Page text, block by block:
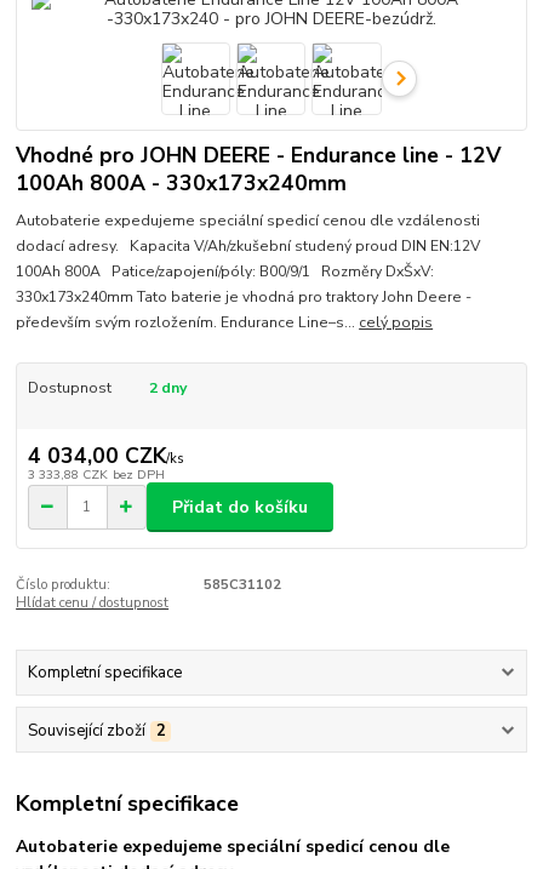
Vhodné pro JOHN DEERE - Endurance line - 12V
100Ah 800A - 330x173x240mm
Autobaterie expedujeme speciální spedicí cenou dle vzdálenosti
dodací adresy. Kapacita V/Ah/zkušební studený proud DIN EN:12V
100Ah 800A Patice/zapojení/póly: B00/9/1 Rozměry DxŠxV:
330x173x240mm Tato baterie je vhodná pro traktory John Deere -
především svým rozložením. Endurance Line–s... celý popis
Dostupnost 2 dny
4 034,00 CZK/ks
3 333,88 CZK bez DPH
Přidat do košíku
Číslo produktu:
585C31102
Hlídat cenu / dostupnost
Kompletní specifikace
Související zboží 2
Kompletní specifikace
Autobaterie expedujeme speciální spedicí cenou dle